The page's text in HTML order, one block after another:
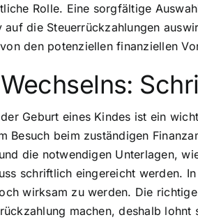
Rolle. Eine sorgfältige
die Steuerrückzahlungen
den potenziellen finanziellen
Geburt eines Kindes ist ein
Besuch beim zuständigen
die notwendigen Unterlagen,
schriftlich eingereicht werden.
wirksam zu werden. Die
machen, deshalb